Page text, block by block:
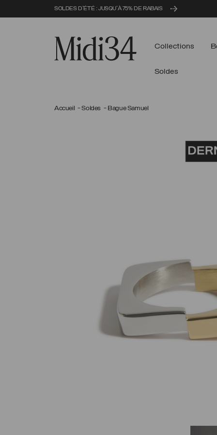
SOLDES D'ÉTÉ : JUSQU'À 75% DE RABAIS
Collections
Soldes
Accueil Soldes Bague Samuel